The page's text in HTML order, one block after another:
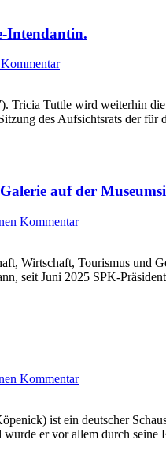
Intendantin.
Tuttle wird weiterhin
des Aufsichtsrats der
auf der
Kommentar
Wirtschaft, Tourismus und
seit Juni 2025 SPK-
Kommentar
ist ein deutscher
er vor allem durch